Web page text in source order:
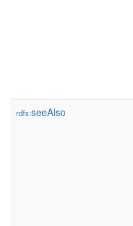
rdfs:seeAlso